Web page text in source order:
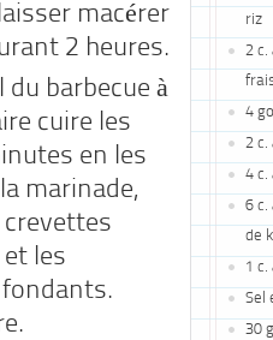
riz
2 c.
4
2 c.
4 c.
6 c.
de
1 c.
Sel
30
macérer
2 heures.
du barbecue à
cuire les
en les
marinade,
crevettes
les